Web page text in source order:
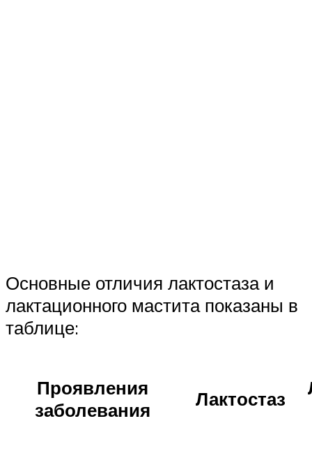
Основные отличия лактостаза и
лактационного мастита показаны в
таблице:
Проявления
заболевания
Лактостаз